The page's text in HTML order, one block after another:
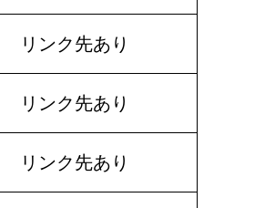
リンク先あり
リンク先あり
リンク先あり